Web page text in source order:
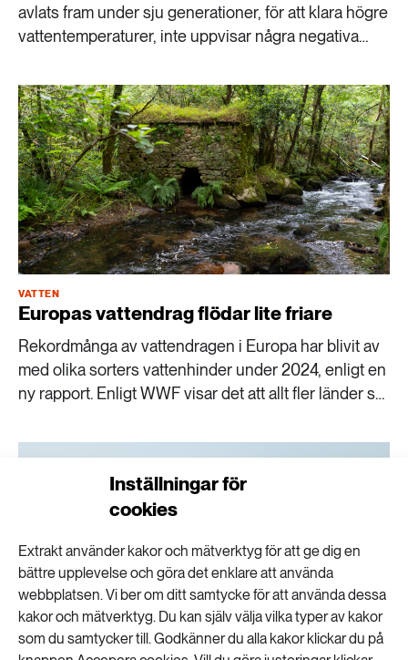
Inställningar för
cookies
Extrakt använder kakor och mätverktyg för att ge dig en
bättre upplevelse och göra det enklare att använda
webbplatsen. Vi ber om ditt samtycke för att använda dessa
kakor och mätverktyg. Du kan själv välja vilka typer av kakor
som du samtycker till. Godkänner du alla kakor klickar du på
avlats fram under sju generationer, för att klara högre
vattentemperaturer, inte uppvisar några negativa
VATTEN
Europas vattendrag flödar lite friare
Rekordmånga av vattendragen i Europa har blivit av
med olika sorters vattenhinder under 2024, enligt en
ny rapport. Enligt WWF visar det att allt fler länder ser
vattenmiljön i Europas floder.